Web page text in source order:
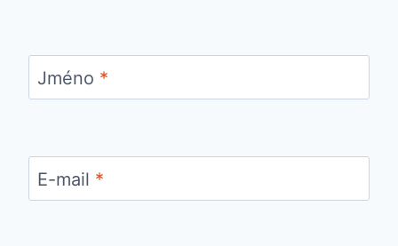
Jméno *
E-mail *